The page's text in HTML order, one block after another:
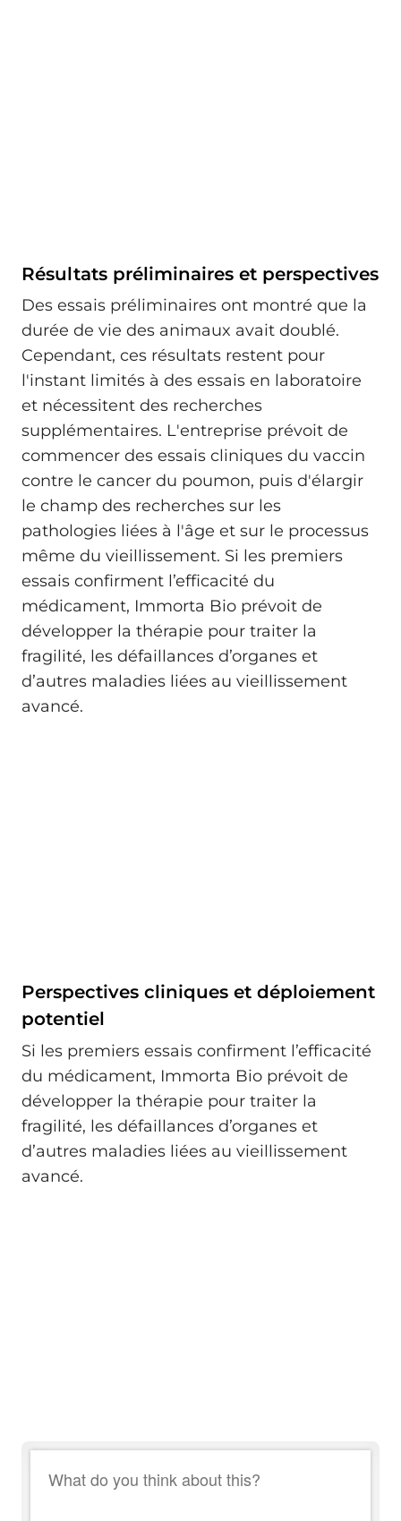
Résultats préliminaires et perspectives
Des essais préliminaires ont montré que la
durée de vie des animaux avait doublé.
Cependant, ces résultats restent pour
l'instant limités à des essais en laboratoire
et nécessitent des recherches
supplémentaires. L'entreprise prévoit de
commencer des essais cliniques du vaccin
contre le cancer du poumon, puis d'élargir
le champ des recherches sur les
pathologies liées à l'âge et sur le processus
même du vieillissement. Si les premiers
essais confirment l’efficacité du
médicament, Immorta Bio prévoit de
développer la thérapie pour traiter la
fragilité, les défaillances d’organes et
d’autres maladies liées au vieillissement
avancé.
Perspectives cliniques et déploiement
potentiel
Si les premiers essais confirment l’efficacité
du médicament, Immorta Bio prévoit de
développer la thérapie pour traiter la
fragilité, les défaillances d’organes et
d’autres maladies liées au vieillissement
avancé.